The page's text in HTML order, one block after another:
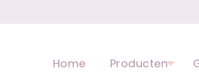
voor
Home Producten